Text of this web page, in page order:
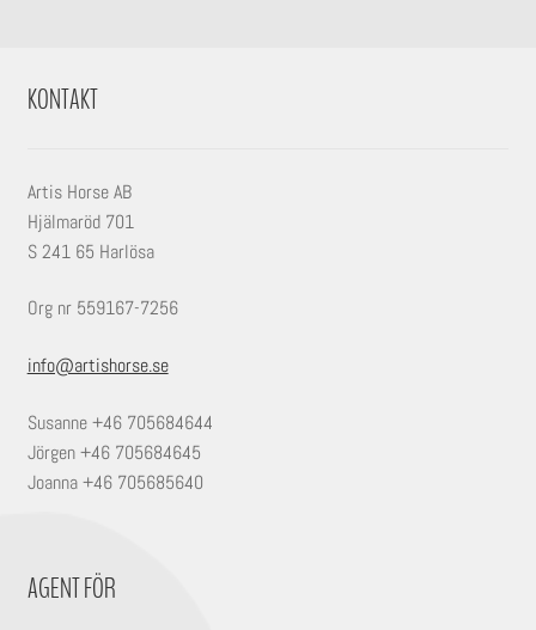
KONTAKT
Artis Horse AB
Hjälmaröd 701
S 241 65 Harlösa
Org nr 559167-7256
info@artishorse.se
Susanne +46 705684644
Jörgen +46 705684645
Joanna +46 705685640
AGENT FÖR